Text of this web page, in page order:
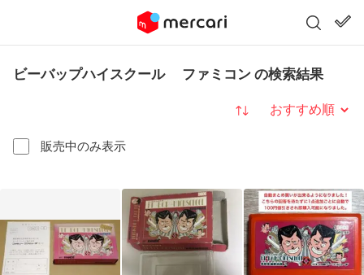
ビーバップハイスクール ファミコン の検索結果
販売中のみ表示
並び替え